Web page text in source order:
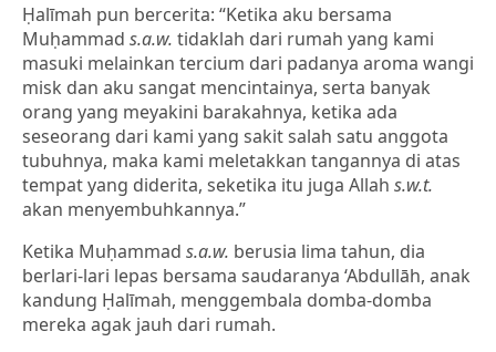
Ḥalīmah pun bercerita: “Ketika aku bersama
Muḥammad s.a.w. tidaklah dari rumah yang kami
masuki melainkan tercium dari padanya aroma wangi
misk dan aku sangat mencintainya, serta banyak
orang yang meyakini barakahnya, ketika ada
seseorang dari kami yang sakit salah satu anggota
tubuhnya, maka kami meletakkan tangannya di atas
tempat yang diderita, seketika itu juga Allah s.w.t.
akan menyembuhkannya.”
Ketika Muḥammad s.a.w. berusia lima tahun, dia
berlari-lari lepas bersama saudaranya ‘Abdullāh, anak
kandung Ḥalīmah, menggembala domba-domba
mereka agak jauh dari rumah.